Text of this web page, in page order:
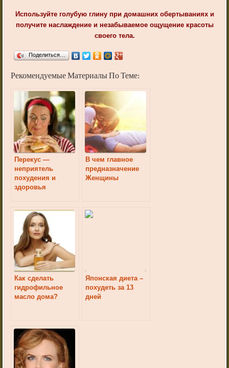
Используйте голубую глину при домашних обертываниях и
получите наслаждение и незабываемое ощущение красоты
своего тела.
Поделиться…
Рекомендуемые Материалы По Теме:
Перекус —
неприятель
похудения и
здоровья
В чем главное
предназначение
Женщины
Как сделать
гидрофильное
масло дома?
Японская диета –
похудеть за 13
дней